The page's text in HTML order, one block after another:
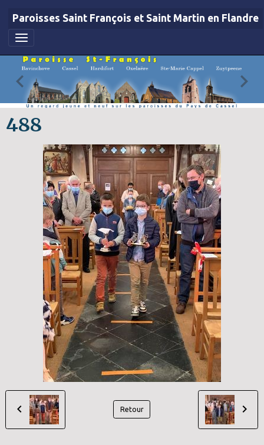
Paroisses Saint François et Saint Martin en Flandre
488
Retour